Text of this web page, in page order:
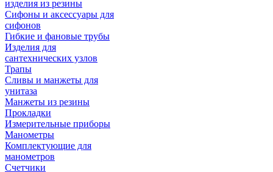
изделия из резины
Сифоны и аксессуары для
сифонов
Гибкие и фановые трубы
Изделия для
сантехнических узлов
Трапы
Сливы и манжеты для
унитаза
Манжеты из резины
Прокладки
Измерительные приборы
Манометры
Комплектующие для
манометров
Счетчики